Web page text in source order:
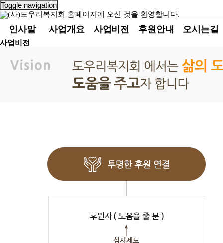
Toggle navigation
인사말 사업개요 사업비전 후원안내 오시는길
사업비전